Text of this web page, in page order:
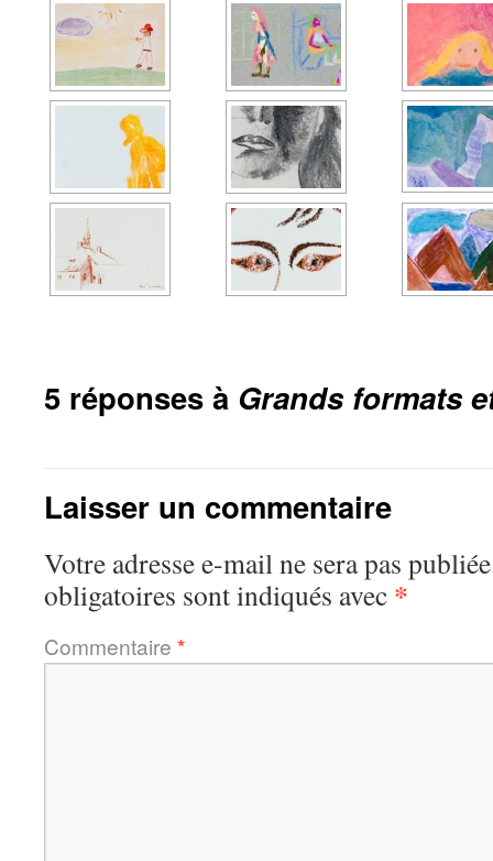
5 réponses à Grands formats
Laisser un commentaire
Votre adresse e-mail ne sera pas
obligatoires sont indiqués avec *
Commentaire *